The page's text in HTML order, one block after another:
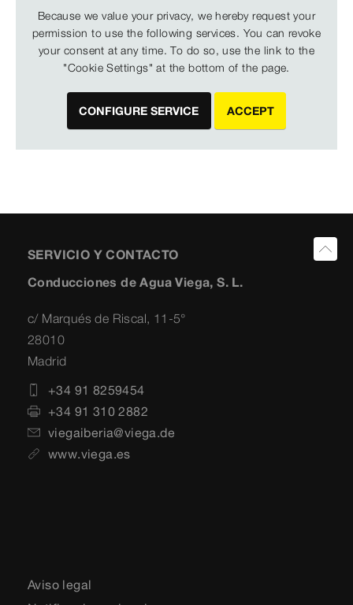
Because we value your privacy, we hereby request your
permission to use the following services. You can revoke
your consent at any time. To do so, use the link to the
"Cookie Settings" at the bottom of the page.
CONFIGURE SERVICE ACCEPT
SERVICIO Y CONTACTO
Conducciones de Agua Viega, S. L.
c/ Marqués de Riscal, 11-5°
28010
Madrid
+34 91 8259454
+34 91 310 2882
viegaiberia@viega.de
www.viega.es
Aviso legal